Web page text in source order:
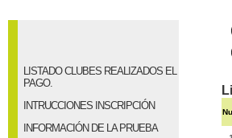
LISTADO CLUBES REALIZADOS EL
PAGO.
INTRUCCIONES INSCRIPCIÓN
INFORMACIÓN DE LA PRUEBA